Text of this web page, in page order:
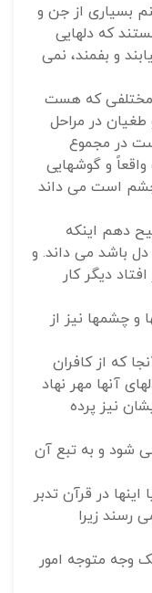
بسیاری از جن و
که دلهایی
و بفمند، نمی
مختلفی که هست
در مراحل
در مجموع
و گوشهایی
است می داند
دهم اینکه
دل باشد می داند. و
دیگر کار
و چشمها نیز از
که از کافران
آنها مهر نهاد
نیز پرده
شود و به تبع آن
در قرآن تدبر
رسند زیرا
وجه متوجه امور